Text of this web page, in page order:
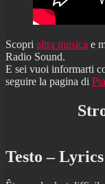
Scopri altra musica e
Radio Sound.
E sei vuoi informarti
seguire la pagina di
Testo – Lyrics